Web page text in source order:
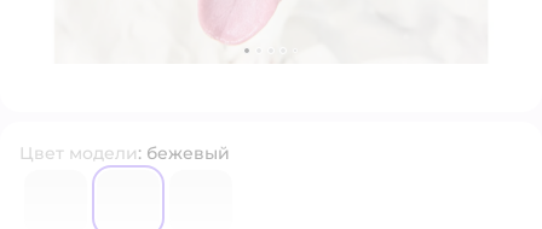
Цвет модели: бежевый
70327667032780